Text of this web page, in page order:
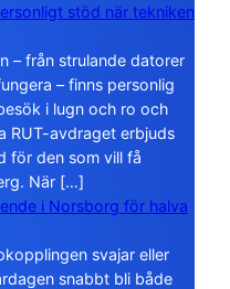
stöd när tekniken
– från strulande datorer
– finns personlig
i lugn och ro och
RUT-avdraget erbjuds
för den som vill få
När […]
i Norsborg för halva
svajar eller
snabbt bli både